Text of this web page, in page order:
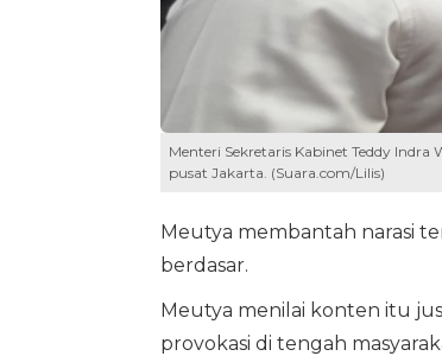
Menteri Sekretaris Kabinet Teddy
pusat Jakarta. (Suara.com/Lilis)
Meutya membantah narasi
berdasar.
Meutya menilai konten itu
provokasi di tengah